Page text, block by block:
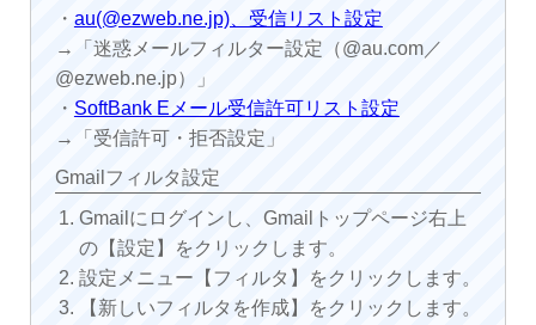
・ au(@ezweb.ne.jp)、受信リスト設定
→「迷惑メールフィルター設定（@au.com／
@ezweb.ne.jp）」
・ SoftBank Eメール受信許可リスト設定
→「受信許可・拒否設定」
Gmailフィルタ設定
Gmailにログインし、Gmailトップページ右上
の【設定】をクリックします。
設定メニュー【フィルタ】をクリックします。
【新しいフィルタを作成】をクリックします。